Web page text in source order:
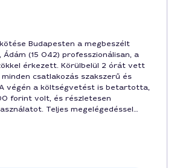
Budapesten a megbeszélt
(15 042) professzionálisan, a
érkezett. Körülbelül 2 órát vett
csatlakozás szakszerű és
végén a költségvetést is betartotta,
forint volt, és részletesen
Teljes megelégedéssel